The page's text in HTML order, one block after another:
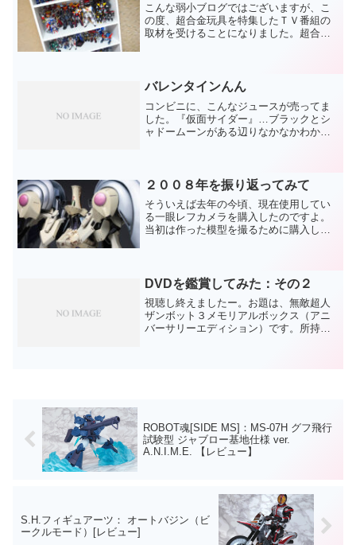
こんな弱小ブログではございますが、こ
の度、超合金玩具を特集したＴＶ番組の
取材を受けることになりました。超合金
日もかかったｗ）ディスプ...
バレンタインんん
コンビニに、こんなジュースが売ってま
した。『仮面サイダー』…ブラックとシ
ャドームーンがある辺りなかなかわかっ
だけで十分です。
２００８年を振り返ってみて
そういえば去年の今頃、現在使用してい
る一眼レフカメラを購入したのですよ。
当初は作った模型を撮るために購入した
り続けましたが）そんなこ...
DVDを鑑賞してみた：その２
視聴し終えましたー。お題は、無敵超人
ザンボット３メモリアルボックス（アニ
バーサリーエディション）です。所持し
ROBOT魂[SIDE MS]：MS-07H グフ飛行
試験型 ジャブロー基地仕様 ver.
A.N.I.M.E. 【レビュー】
S.H.フィギュアーツ： オートバジン（ビ
ークルモード）[レビュー]